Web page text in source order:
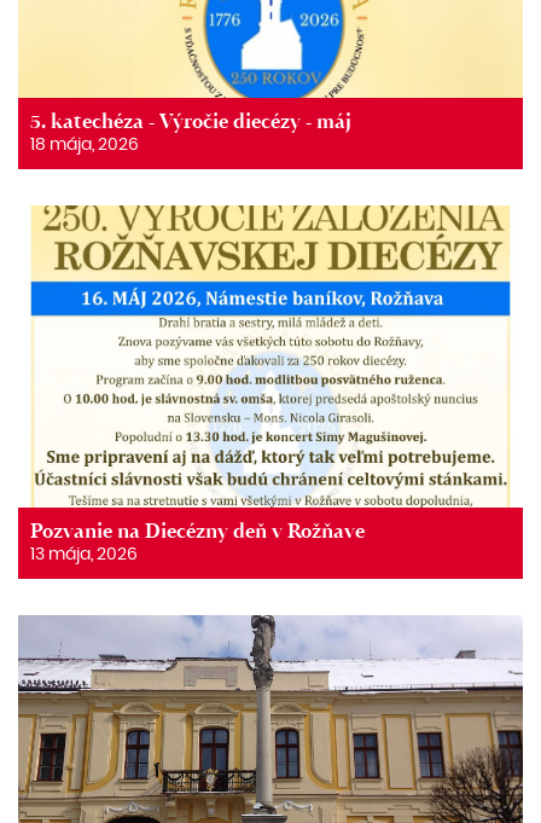
5. katechéza - Výročie diecézy - máj
18 mája, 2026
Pozvanie na Diecézny deň v Rožňave
13 mája, 2026